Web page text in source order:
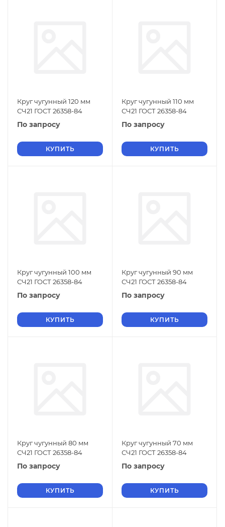
Круг чугунный 120 мм
СЧ21 ГОСТ 26358-84
По запросу
КУПИТЬ
Круг чугунный 110 мм
СЧ21 ГОСТ 26358-84
По запросу
КУПИТЬ
Круг чугунный 100 мм
СЧ21 ГОСТ 26358-84
По запросу
КУПИТЬ
Круг чугунный 90 мм
СЧ21 ГОСТ 26358-84
По запросу
КУПИТЬ
Круг чугунный 80 мм
СЧ21 ГОСТ 26358-84
По запросу
КУПИТЬ
Круг чугунный 70 мм
СЧ21 ГОСТ 26358-84
По запросу
КУПИТЬ